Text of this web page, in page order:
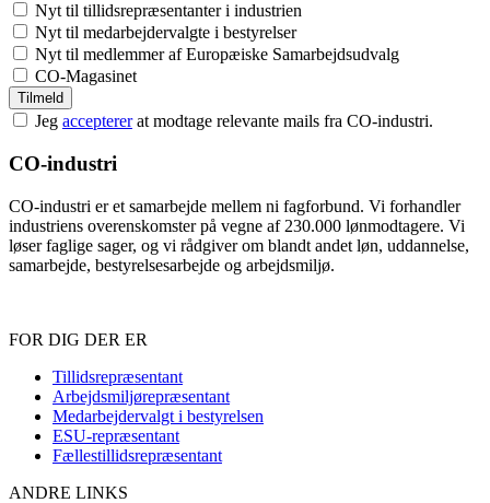
Nyt til tillidsrepræsentanter i industrien
Nyt til medarbejdervalgte i bestyrelser
Nyt til medlemmer af Europæiske Samarbejdsudvalg
CO-Magasinet
Jeg acceptererat modtage relevante mails fra CO-industri.
CO-industri
CO-industri er et samarbejde mellem ni fagforbund. Vi forhandler
industriens overenskomster på vegne af 230.000 lønmodtagere. Vi
løser faglige sager, og vi rådgiver om blandt andet løn, uddannelse,
samarbejde, bestyrelsesarbejde og arbejdsmiljø.
Sidefod
FOR DIG DER ER
Tillidsrepræsentant
Arbejdsmiljørepræsentant
Medarbejdervalgt i bestyrelsen
ESU-repræsentant
Fællestillidsrepræsentant
ANDRE LINKS